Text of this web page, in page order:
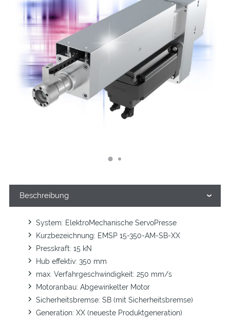
Beschreibung
System: ElektroMechanische ServoPresse
Kurzbezeichnung: EMSP 15-350-AM-SB-XX
Presskraft: 15 kN
Hub effektiv: 350 mm
max. Verfahrgeschwindigkeit: 250 mm/s
Motoranbau: Abgewinkelter Motor
Sicherheitsbremse: SB (mit Sicherheitsbremse)
Generation: XX (neueste Produktgeneration)